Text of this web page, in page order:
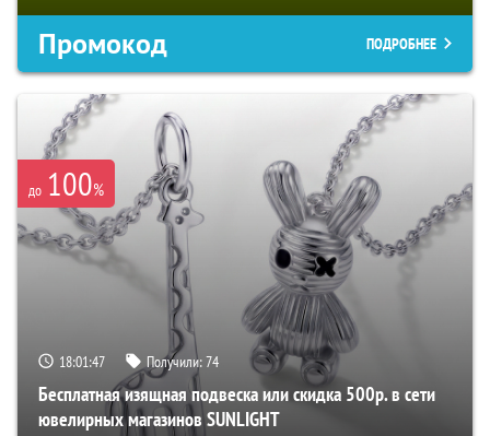
Промокод ПОДРОБНЕЕ
до 100%
18:01:46 Получили:74
Бесплатная изящная подвеска или скидка 500р. в сети
ювелирных магазинов SUNLIGHT